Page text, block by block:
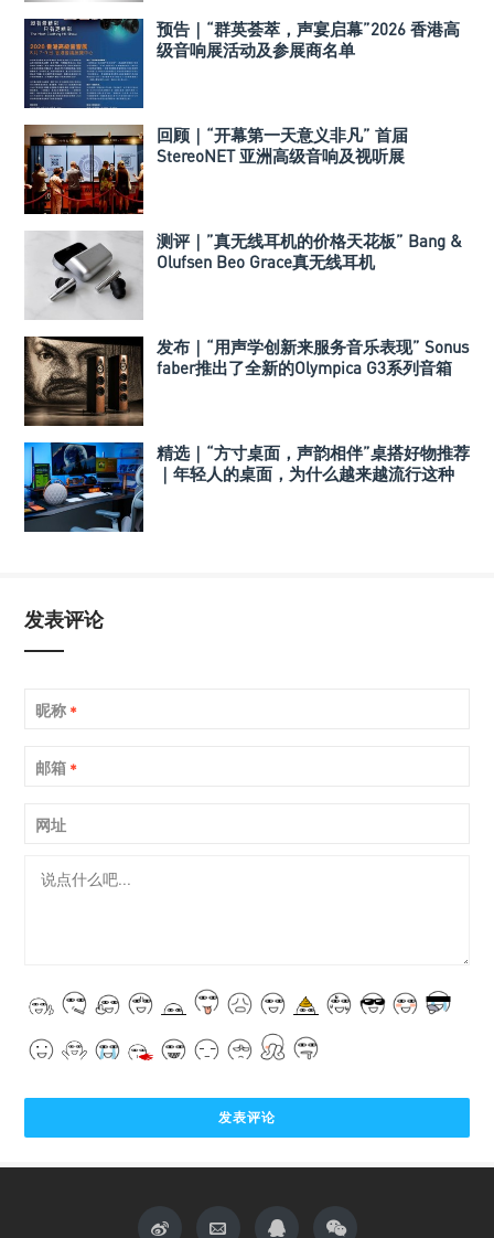
预告｜“群英荟萃，声宴启幕”2026 香港高
级音响展活动及参展商名单
回顾｜“开幕第一天意义非凡” 首届
StereoNET 亚洲高级音响及视听展
测评｜”真无线耳机的价格天花板” Bang &
Olufsen Beo Grace真无线耳机
发布｜“用声学创新来服务音乐表现” Sonus
faber推出了全新的Olympica G3系列音箱
精选｜“方寸桌面，声韵相伴”桌搭好物推荐
｜年轻人的桌面，为什么越来越流行这种
发表评论
昵称 *
邮箱 *
网址